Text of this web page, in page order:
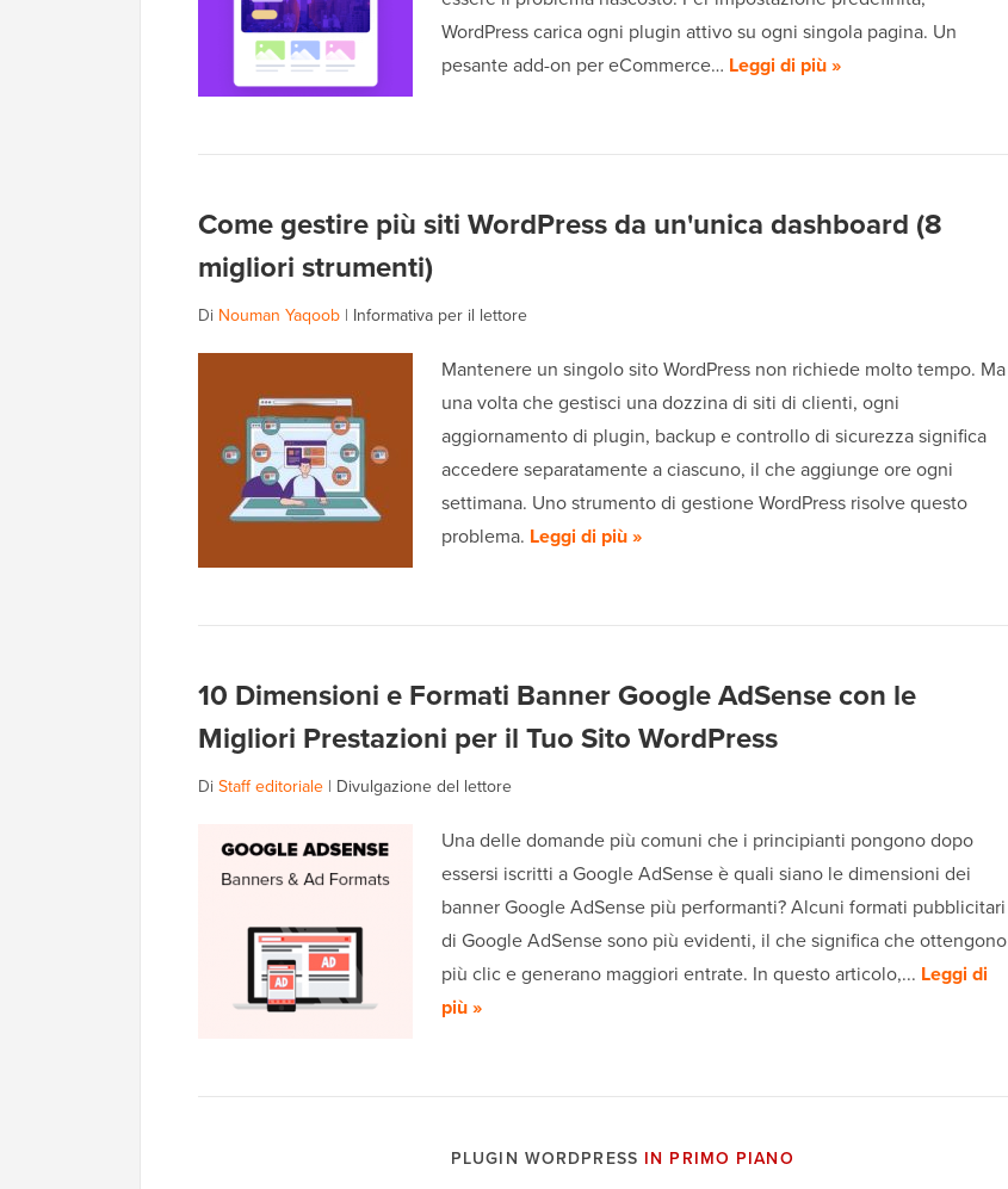
WordPress carica ogni plugin attivo su ogni singola pagina. Un
pesante add-on per eCommerce… Leggi di più »
Come gestire più siti WordPress da un'unica dashboard (8
migliori strumenti)
Di Nouman Yaqoob | Informativa per il lettore
Mantenere un singolo sito WordPress non richiede molto tempo. Ma
una volta che gestisci una dozzina di siti di clienti, ogni
aggiornamento di plugin, backup e controllo di sicurezza significa
accedere separatamente a ciascuno, il che aggiunge ore ogni
settimana. Uno strumento di gestione WordPress risolve questo
problema. Leggi di più »
10 Dimensioni e Formati Banner Google AdSense con le
Migliori Prestazioni per il Tuo Sito WordPress
DiStaff editoriale | Divulgazione del lettore
Una delle domande più comuni che i principianti pongono dopo
essersi iscritti a Google AdSense è quali siano le dimensioni dei
banner Google AdSense più performanti? Alcuni formati pubblicitari
di Google AdSense sono più evidenti, il che significa che ottengono
più clic e generano maggiori entrate. In questo articolo,... Leggi di
più »
PLUGIN WORDPRESS IN PRIMO PIANO